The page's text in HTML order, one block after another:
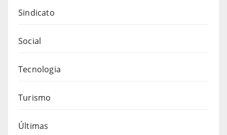
Sindicato
Social
Tecnologia
Turismo
Últimas